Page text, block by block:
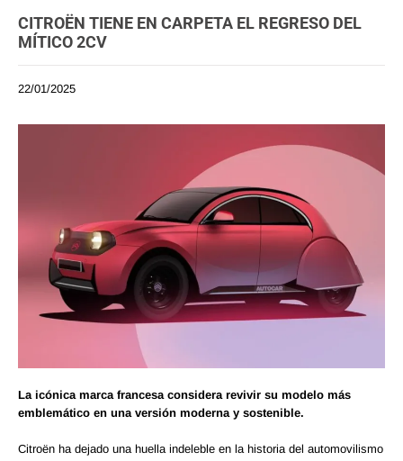
CITROËN TIENE EN CARPETA EL REGRESO DEL
MÍTICO 2CV
22/01/2025
La icónica marca francesa considera revivir su modelo más
emblemático en una versión moderna y sostenible.
Citroën ha dejado una huella indeleble en la historia del automovilismo